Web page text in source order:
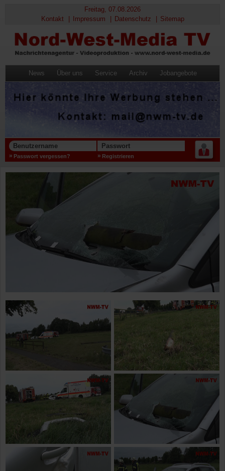
Freitag, 07.08.2026
Kontakt
Impressum Datenschutz Sitemap
News Über uns Service Archiv Jobangebote
Benutzername Passwort
Passwort vergessen? Registrieren